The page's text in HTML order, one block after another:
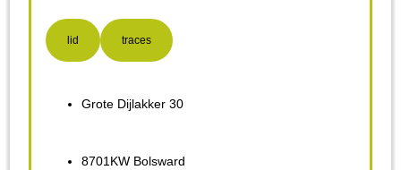
lid traces
Grote Dijlakker 30
8701KW Bolsward